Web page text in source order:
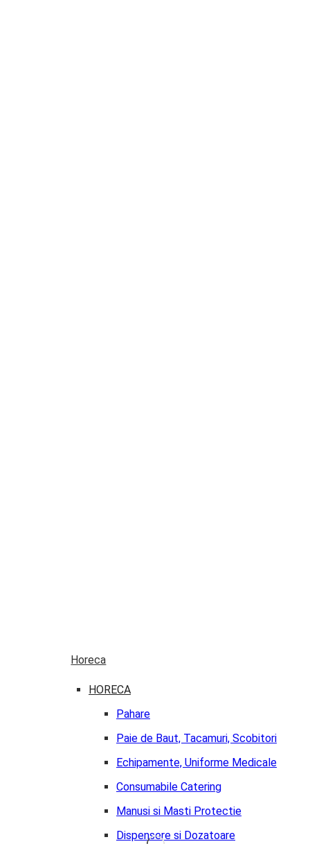
Horeca
HORECA
Pahare
Paie de Baut, Tacamuri, Scobitori
Echipamente, Uniforme Medicale
Consumabile Catering
Manusi si Masti Protectie
Dispensere si Dozatoare